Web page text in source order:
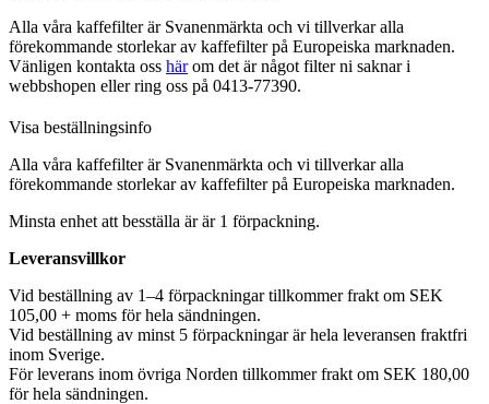
Alla våra kaffefilter är Svanenmärkta och vi tillverkar alla
förekommande storlekar av kaffefilter på Europeiska marknaden.
Vänligen kontakta oss härom det är något filter ni saknar i
webbshopen eller ring oss på 0413-77390.
Visa beställningsinfo
Alla våra kaffefilter är Svanenmärkta och vi tillverkar alla
förekommande storlekar av kaffefilter på Europeiska marknaden.
Minsta enhet att besställa är är 1 förpackning.
Leveransvillkor
Vid beställning av 1–4 förpackningar tillkommer frakt om SEK
105,00 + moms för hela sändningen.
Vid beställning av minst 5 förpackningar är hela leveransen fraktfri
inom Sverige.
För leverans inom övriga Norden tillkommer frakt om SEK 180,00
för hela sändningen.